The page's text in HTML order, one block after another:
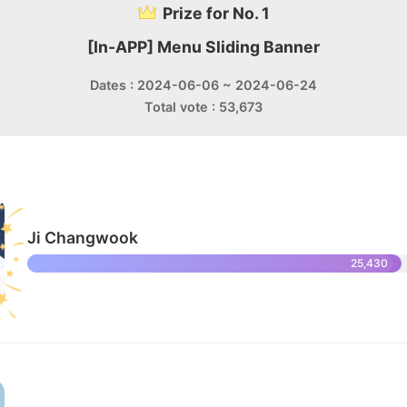
Prize for No. 1
[In-APP] Menu Sliding Banner
Dates : 2024-06-06 ~ 2024-06-24
Total vote : 53,673
Ji Changwook
25,430